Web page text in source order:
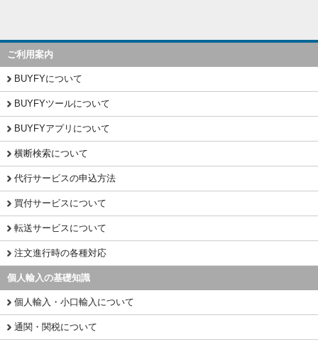
ご利用案内
BUYFYについて
BUYFYツールについて
BUYFYアプリについて
横断検索について
代行サービスの申込方法
買付サービスについて
転送サービスについて
注文進行時の各種対応
個人輸入の基礎知識
個人輸入・小口輸入について
通関・関税について